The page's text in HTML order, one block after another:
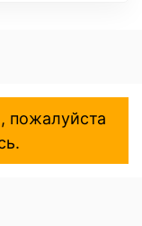
пожалуйста